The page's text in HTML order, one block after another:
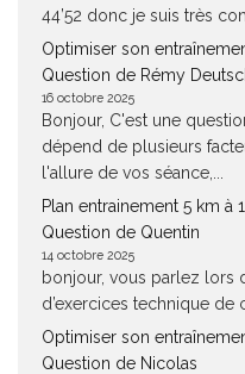
44’52 donc je suis très
Optimiser son
Question de Rémy
16 octobre 2025
Bonjour, C'est une
dépend de plusieurs
l'allure de vos séance,...
Plan entrainement 5 km à
Question de Quentin
14 octobre 2025
bonjour, vous parlez lors
d’exercices technique de
Optimiser son
Question de Nicolas